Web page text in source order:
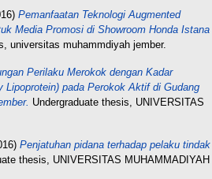
Pemanfaatan Teknologi Augmented
Media Promosi di Showroom Honda Istana
universitas muhammdiyah jember.
Perilaku Merokok dengan Kadar
Lipoprotein) pada Perokok Aktif di Gudang
Undergraduate thesis, UNIVERSITAS
Penjatuhan pidana terhadap pelaku tindak
thesis, UNIVERSITAS MUHAMMADIYAH